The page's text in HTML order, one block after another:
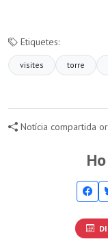
Etiquetes:
visites torre
Notícia compartida